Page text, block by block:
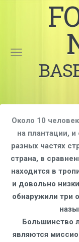
Около 10
на плантации,
разных частях
страна, в
находится в
и довольно
обнаружили три
Большинство
являются